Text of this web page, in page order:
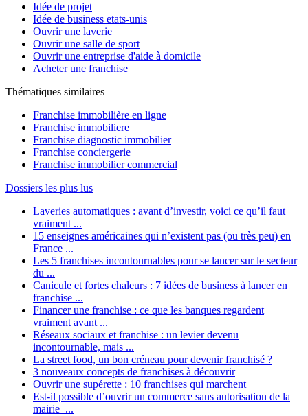
Idée de projet
Idée de business etats-unis
Ouvrir une laverie
Ouvrir une salle de sport
Ouvrir une entreprise d'aide à domicile
Acheter une franchise
Thématiques similaires
Franchise immobilière en ligne
Franchise immobiliere
Franchise diagnostic immobilier
Franchise conciergerie
Franchise immobilier commercial
Dossiers les plus lus
Laveries automatiques : avant d’investir, voici ce qu’il faut
vraiment ...
15 enseignes américaines qui n’existent pas (ou très peu) en
France ...
Les 5 franchises incontournables pour se lancer sur le secteur
du ...
Canicule et fortes chaleurs : 7 idées de business à lancer en
franchise ...
Financer une franchise : ce que les banques regardent
vraiment avant ...
Réseaux sociaux et franchise : un levier devenu
incontournable, mais ...
La street food, un bon créneau pour devenir franchisé ?
3 nouveaux concepts de franchises à découvrir
Ouvrir une supérette : 10 franchises qui marchent
Est-il possible d’ouvrir un commerce sans autorisation de la
mairie ...